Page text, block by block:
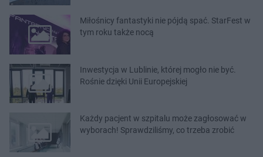
Miłośnicy fantastyki nie pójdą spać. StarFest w
tym roku także nocą
Inwestycja w Lublinie, której mogło nie być.
Rośnie dzięki Unii Europejskiej
Każdy pacjent w szpitalu może zagłosować w
wyborach! Sprawdziliśmy, co trzeba zrobić